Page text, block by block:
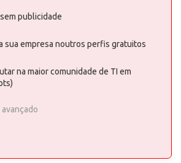
publicidade
sua empresa noutros perfis gratuitos
na maior comunidade de TI em